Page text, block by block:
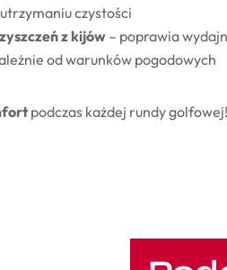
czystości
z kijów– poprawia
od warunków pogodowych
podczas każdej rundy golfowej!